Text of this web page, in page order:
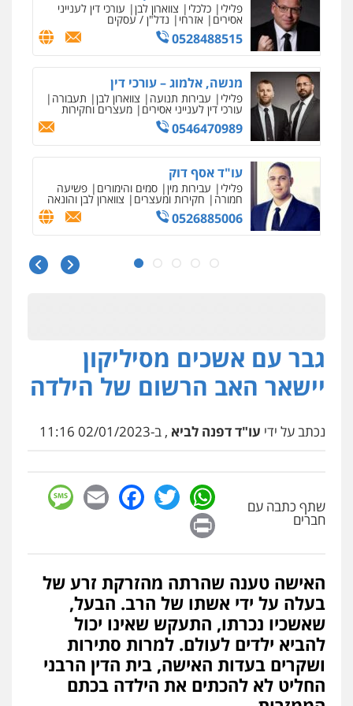
פלילי פשיעה חמורה אמצעי לחימה
אלימות עורכי דין לענייני אסירים
0528615306
דוד בוחבוט – משרד עו"ד
פלילי פשיעה חמורה מעצרים צווארון לבן
0505542333
עו"ד בן ממן
פלילי אסירים חקירות ומעצרים סייבר
ניהול משברים פליליים
0506355388
חליל ביאדי – משרד עורכי דין
עו"ד איהאב זבידאת
פלילי פשיעה חמורה ארגוני פשע
המתה עבירות מין
0509930581
0523379525
עו"ד יוסי חמצני
0505471497
גיל דביר – משרד עורכי דין
פלילי פשיעה כלכלית צווארון לבן
0506217771
גבר עם אשכים מסיליקון
יישאר האב הרשום של הילדה
נכתב על ידי עו"ד דפנה לביא , ב-02/01/2023 11:16
שתף כתבה עם
חברים
WhatsApp
Twitter
Facebook
Email
האישה טענה שהרתה מהזרקת זרע של
בעלה על ידי אשתו של הרב. הבעל,
שאשכיו נכרתו, התעקש שאינו יכול
להביא ילדים לעולם. למרות סתירות
ושקרים בעדות האישה, בית הדין הרבני
החליט לא להכתים את הילדה בכתם